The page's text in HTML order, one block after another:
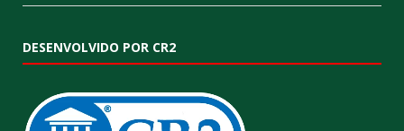
DESENVOLVIDO POR CR2